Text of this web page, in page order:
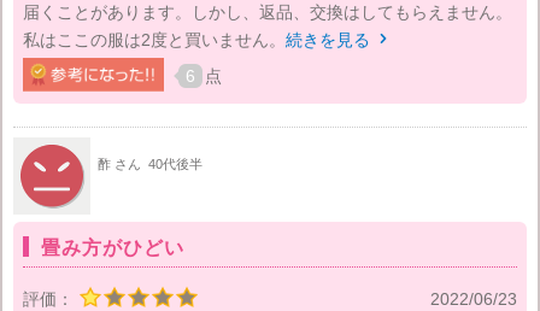
届くことがあります。しかし、返品、交換はしてもらえません。
私はここの服は2度と買いません。続きを見る 
6 点
酢 さん 40代後半
畳み方がひどい
評価： 2022/06/23